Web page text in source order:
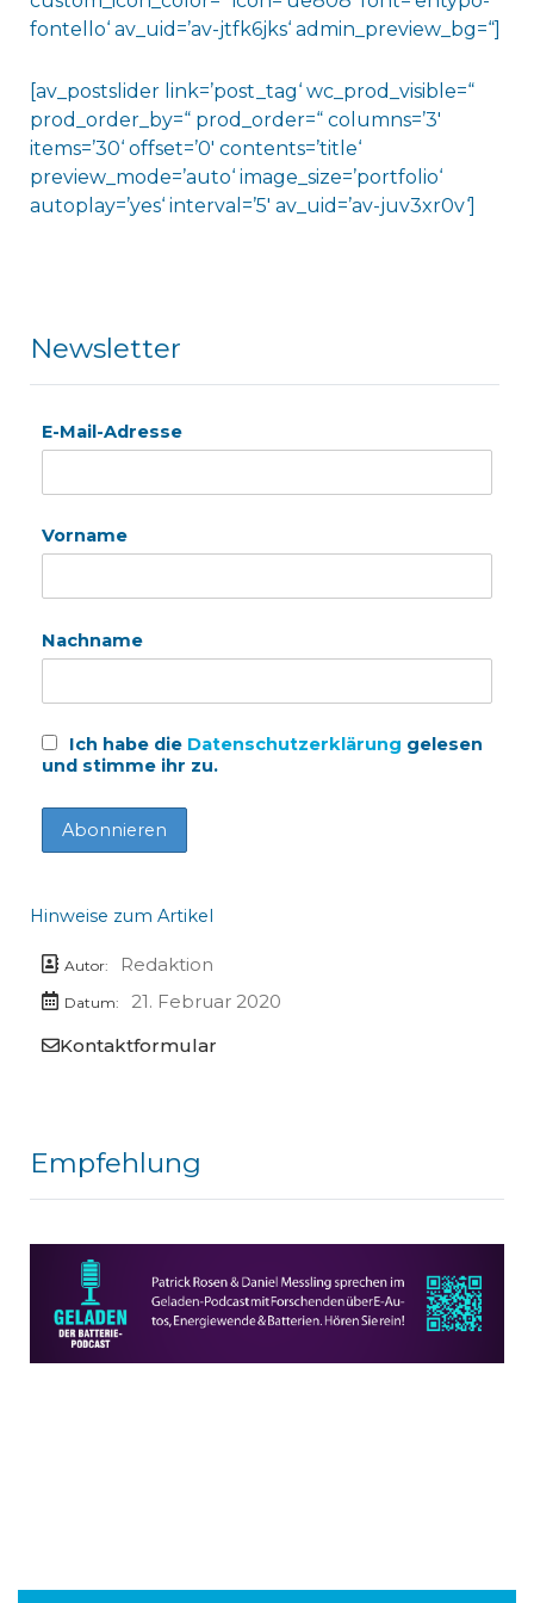
fontello‘ av_uid=’av-jtfk6jks‘ admin_preview_bg=“]
[av_postslider link=’post_tag‘ wc_prod_visible=“
prod_order_by=“ prod_order=“ columns=’3′
items=’30‘ offset=’0′ contents=’title‘
preview_mode=’auto‘ image_size=’portfolio‘
autoplay=’yes‘ interval=’5′ av_uid=’av-juv3xr0v‘]
Newsletter
E-Mail-Adresse
Vorname
Nachname
Ich habe die Datenschutzerklärung gelesen
und stimme ihr zu.
Hinweise zum Artikel
Autor: Redaktion
Datum:
21. Februar 2020
Kontaktformular
Empfehlung